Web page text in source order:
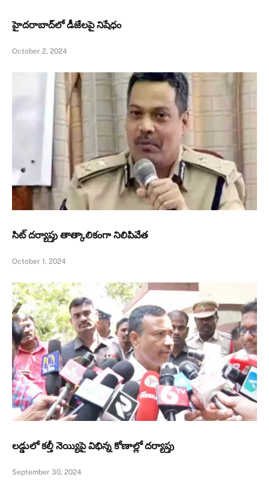
హైదరాబాద్‌లో డీజేలపై నిషేధం
October 2, 2024
సిట్‌ దర్యాప్తు తాత్కాలికంగా నిలిపివేత
October 1, 2024
లడ్డులో కల్తీ నెయ్యిపై విభిన్న కోణాల్లో దర్యాప్తు
September 30, 2024